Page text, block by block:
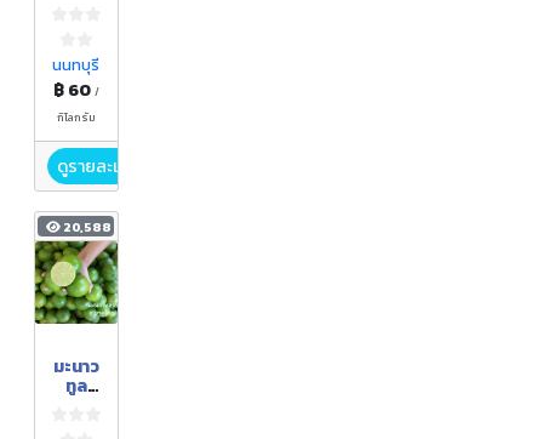
นนทบุรี
฿ 60 /
กิโลกรัม
ดูรายละเอียด
20,588
มะนาว
ทูล